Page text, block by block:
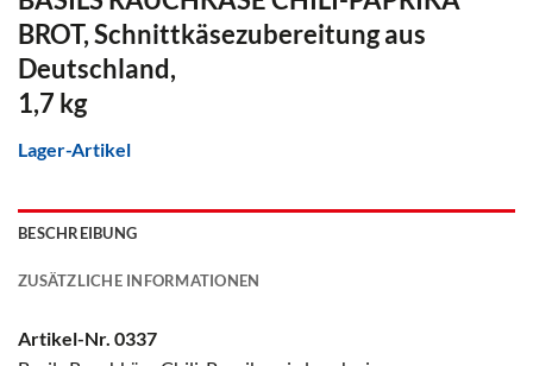
BROT, Schnittkäsezubereitung aus
Deutschland,
1,7 kg
Lager-Artikel
BESCHREIBUNG
ZUSÄTZLICHE INFORMATIONEN
Artikel-Nr. 0337